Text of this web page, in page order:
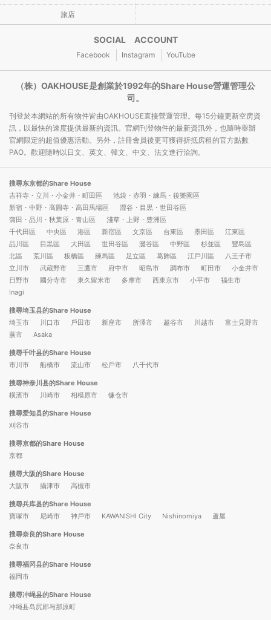
旅店
SOCIAL ACCOUNT
Facebook Instagram YouTube
（株）OAKHOUSE是創業於1992年的Share House營運管理公
司。
刊登於本網站的所有物件皆由OAKHOUSE直接營運管理。每15分鐘更新空房資
訊，以最快的速度提供最新的資訊。官網刊登物件的最新資訊外，也隨時舉辦
官網限定的超值優惠活動。另外，註冊會員後更可獲得折抵房租的官方點數
PAO。歡迎隨時以日文、英文、韓文、中文、法文進行洽詢。
搜尋东京都的Share House
吉祥寺・立川・小金井・町田區
池袋・赤羽・練馬・後樂園區
新宿・中野・高圓寺・高田馬場區
澀谷・目黒・世田谷區
蒲田・品川・秋葉原・青山區
淺草・上野・豊洲區
千代田區
中央區 港區 新宿區 文京區 台東區 墨田區
江東區
品川區
目黒區 大田區 世田谷區 澀谷區 中野區 杉並區
豐島區
北區
荒川區 板橋區 練馬區 足立區 葛飾區 江戶川區
八王子市
立川市
武蔵野市 三鷹市 府中市 昭島市 調布市 町田市
小金井市
日野市
國分寺市 東久留米市 多摩市 西東京市 小平市
福生市
Inagi
搜尋埼玉县的Share House
埼玉市
川口市 戶田市 新座市 所澤市 越谷市 川越市
富士見野市
蕨市
Asaka
搜尋千叶县的Share House
市川市
船橋市 流山市 松戶市 八千代市
搜尋神奈川县的Share House
橫濱市
川崎市 相模原市 镰仓市
搜尋爱知县的Share House
刈谷市
搜尋京都的Share House
京都
搜尋大阪的Share House
大阪市
攝津市 高槻市
搜尋兵库县的Share House
寶塚市
尼崎市 神戶市 KAWANISHI City Nishinomiya 蘆屋
搜尋奈良的Share House
奈良市
搜尋福冈县的Share House
福岡市
搜尋冲绳县的Share House
冲绳县岛尻郡与那原町